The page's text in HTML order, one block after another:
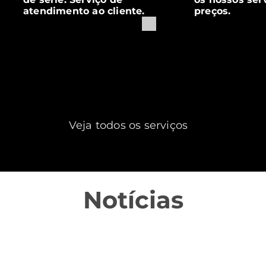
atendimento ao cliente.
preços.
Veja todos os serviços
Notícias